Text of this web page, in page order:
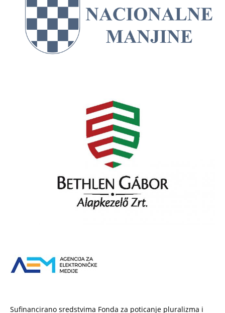
Sufinancirano sredstvima Fonda za poticanje pluralizma i